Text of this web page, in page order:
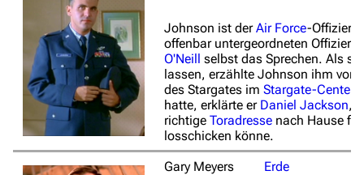
Johnson ist derAir Force-Offizier,
offenbar untergeordneten Offizier
O'Neill selbst das Sprechen. Als
lassen, erzählte Johnson ihm
des Stargates im Stargate-Center
hatte, erklärte er Daniel Jackson,
richtige Toradresse nach Hause
losschicken könne.
Gary Meyers
Erde